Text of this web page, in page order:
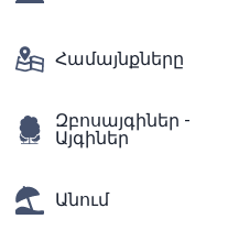
Համայնքները
Զբոսայգիներ -
Այգիներ
Անում